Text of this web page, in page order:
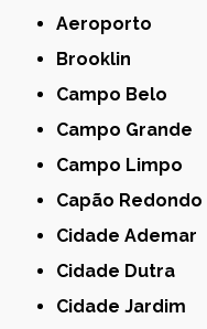
Aeroporto
Brooklin
Campo Belo
Campo Grande
Campo Limpo
Capão Redondo
Cidade Ademar
Cidade Dutra
Cidade Jardim